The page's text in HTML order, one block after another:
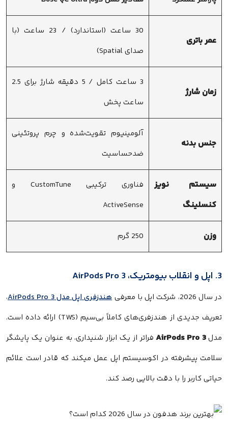
عمر باتری
30 ساعت (استاندارد) / 23 ساعت (با
صدای Spatial)
زمان شارژ
3 ساعت کامل / 5 دقیقه شارژ برای 2.5
ساعت پخش
جنس بدنه
آلومینیوم تقویت‌شده و چرم پروتئینی
ضد‌حساسیت
سیستم نویز
کنسلینگ
فناوری ترکیبی CustomTune و
ActiveSense
وزن 250 گرم
در سال 2026، شرکت اپل با معرفی هندزفری اپل مدل AirPods Pro 3
،
تعریف جدیدی از هندزفری‌های کاملاً بی‌سیم (TWS) ارائه داده است.
مدلAirPods Pro 3فراتر از یک ابزار شنیداری، به عنوان یک پایشگر
سلامت پیشرفته در اکوسیستم اپل عمل میکند که قادر است علائم
حیاتی کاربر را با دقت بالایی رصد کند.